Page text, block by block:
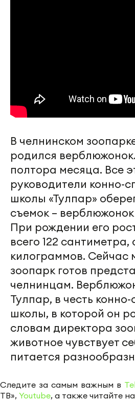
В челнинском
родился
полтора месяца. Все
руководители конно-
школы «Тулпар»
съемок –
При рождении его
всего 122 сантиметра,
килограммов. Сейчас
зоопарк готов
челнинцам.
Тулпар, в честь
школы, в которой он
словам директора
животное чувствует
питается
Следите за самым важным в
ТВ», Youtube, а также читайте